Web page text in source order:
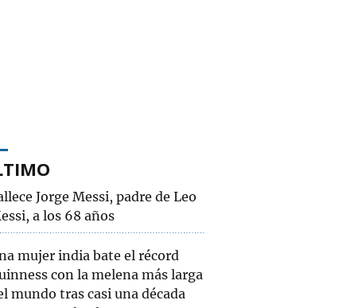
Jorge Messi, padre de Leo
a los 68 años
mujer india bate el récord
con la melena más larga
mundo tras casi una década